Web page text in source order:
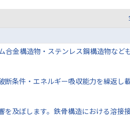
金構造物・ステンレス鋼構造物など
条件・エネルギー吸収能力を繰返し
及ぼします。鉄骨構造における溶接